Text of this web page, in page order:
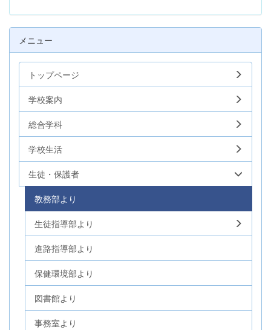
メニュー
トップページ
学校案内
総合学科
学校生活
生徒・保護者
教務部より
生徒指導部より
進路指導部より
保健環境部より
図書館より
事務室より